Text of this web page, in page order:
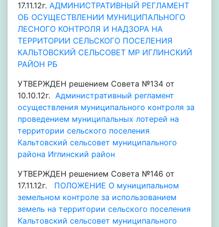
17.11.12г. АДМИНИСТРАТИВНЫЙ РЕГЛАМЕНТ
ОБ ОСУЩЕСТВЛЕНИИ МУНИЦИПАЛЬНОГО
ЛЕСНОГО КОНТРОЛЯ И НАДЗОРА НА
ТЕРРИТОРИИ СЕЛЬСКОГО ПОСЕЛЕНИЯ
КАЛЬТОВСКИЙ СЕЛЬСОВЕТ МР ИГЛИНСКИЙ
РАЙОН РБ
УТВЕРЖДЕН решением Совета №134 от
10.10.12г. Административный регламент
осуществления муниципального контроля за
проведением муниципальных лотерей на
территории сельского поселения
Кальтовский сельсовет муниципального
района Иглинский район
УТВЕРЖДЕН решением Совета №146 от
17.11.12г. ПОЛОЖЕНИЕ О муниципальном
земельном контроле за использованием
земель на территории сельского поселения
Кальтовский сельсовет муниципального